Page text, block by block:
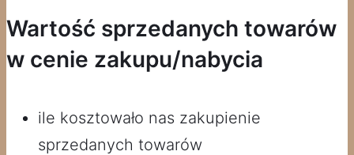
Wartość sprzedanych towarów
w cenie zakupu/nabycia
ile kosztowało nas zakupienie
sprzedanych towarów